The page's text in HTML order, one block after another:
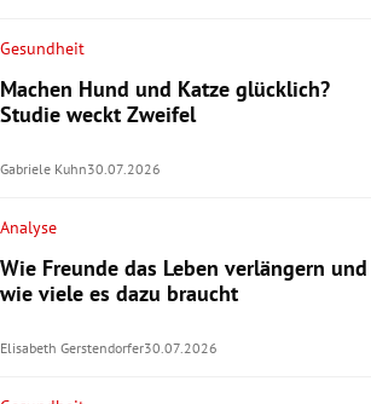
Gesundheit
Machen Hund und Katze glücklich?
Studie weckt Zweifel
Gabriele Kuhn30.07.2026
Analyse
Wie Freunde das Leben verlängern und
wie viele es dazu braucht
Elisabeth Gerstendorfer30.07.2026